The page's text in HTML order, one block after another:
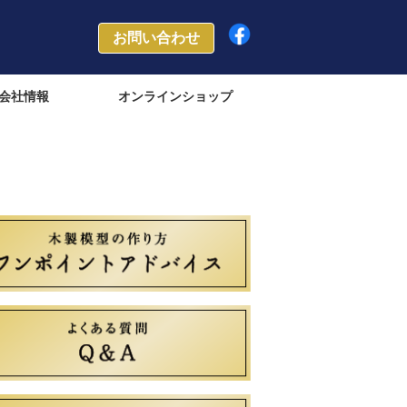
お問い合わせ
社情報 オンラインショップ